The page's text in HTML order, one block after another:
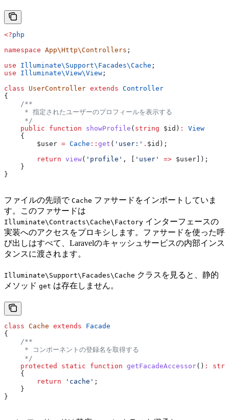
<?php
namespace App\Http\Controllers ;
use Illuminate\Support\Facades\Cache ;
use Illuminate\View\View ;
class UserController extends Controller
{
    /**
     * 指定されたユーザーのプロフィールを表示する
     */
    public
function showProfile ( string $id ) :
View
    {
        $user
= Cache :: get ( 'user:' . $id );
        return
view( 'profile' , [ 'user' => $user]);
    }
}
ファイルの先頭で Cache ファサードをインポートしていま
す。このファサードは
Illuminate\Contracts\Cache\Factory インターフェースの
実装へのアクセスをプロキシします。ファサードを使った呼
び出しはすべて、Laravelのキャッシュサービスの内部インス
タンスに渡されます。
Illuminate\Support\Facades\Cache クラスを見ると、静的
メソッド get は存在しません。
class Cache extends Facade
{
    /**
     * コンポーネントの登録名を取得する
     */
    protected
static function getFacadeAccessor() :
    {
        return
'cache' ;
    }
}